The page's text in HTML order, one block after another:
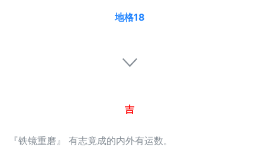
地格18
吉
『铁镜重磨』 有志竟成的内外有运数。